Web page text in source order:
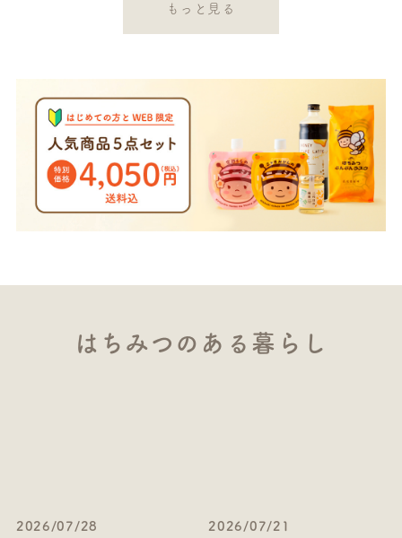
もっと見る
はちみつのある暮らし
2026/07/28 2026/07/21